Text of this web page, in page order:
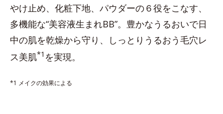
やけ止め、化粧下地、パウダーの６役をこなす、
多機能な“美容液生まれBB”。豊かなうるおいで日
中の肌を乾燥から守り、しっとりうるおう毛穴レ
ス美肌*1 を実現。
*1 メイクの効果による